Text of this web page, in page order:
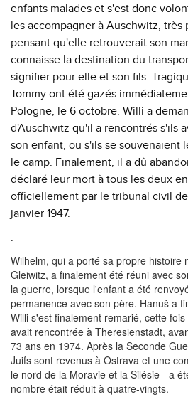
enfants malades et s'est donc
les accompagner à Auschwitz, très
pensant qu'elle retrouverait son
connaisse la destination du
signifier pour elle et son fils.
Tommy ont été gazés
Pologne, le 6 octobre. Willi a
d'Auschwitz qu'il a rencontrés s'ils
son enfant, ou s'ils se souvenaient
le camp. Finalement, il a dû
déclaré leur mort à tous les deux
officiellement par le tribunal civil
janvier 1947.
.
Wilhelm, qui a porté sa propre histoire
Gleiwitz, a finalement été réuni avec
la guerre, lorsque l'enfant a été
permanence avec son père. Hanuš a
Willi s'est finalement remarié, cette
avait rencontrée à Theresienstadt,
73 ans en 1974. Après la Seconde
Juifs sont revenus à Ostrava et une
le nord de la Moravie et la Silésie - a
nombre était réduit à quatre-vingts.